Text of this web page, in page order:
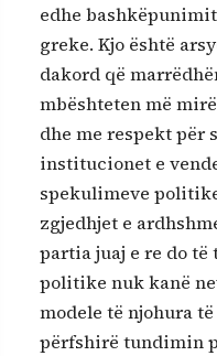
edhe
greke. Kjo është
dakord që
mbështeten më
dhe me respekt
institucionet e
spekulimeve
zgjedhjet e
partia juaj e re do të
politike nuk kanë
modele të njohura
përfshirë tundimin